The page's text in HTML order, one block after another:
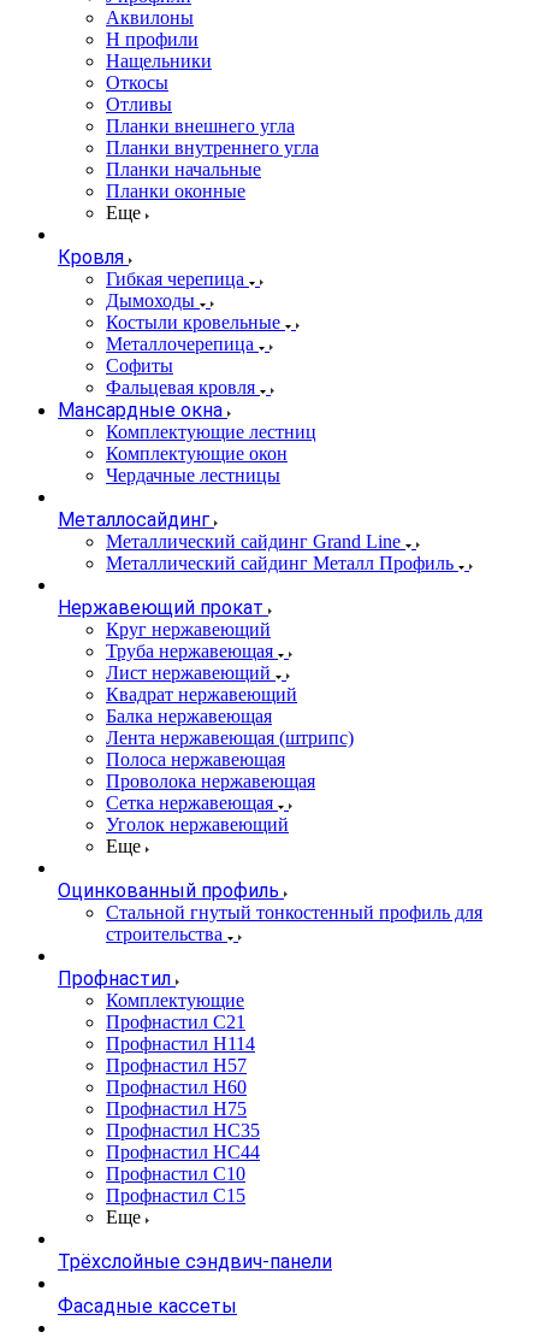
Аквилоны
Н профили
Нащельники
Откосы
Отливы
Планки внешнего угла
Планки внутреннего угла
Планки начальные
Планки оконные
Еще
Кровля
Гибкая черепица
Дымоходы
Костыли кровельные
Металлочерепица
Софиты
Фальцевая кровля
Мансардные окна
Комплектующие лестниц
Комплектующие окон
Чердачные лестницы
Металлосайдинг
Металлический сайдинг Grand Line
Металлический сайдинг Металл Профиль
Нержавеющий прокат
Круг нержавеющий
Труба нержавеющая
Лист нержавеющий
Квадрат нержавеющий
Балка нержавеющая
Лента нержавеющая (штрипс)
Полоса нержавеющая
Проволока нержавеющая
Сетка нержавеющая
Уголок нержавеющий
Еще
Оцинкованный профиль
Стальной гнутый тонкостенный профиль для
строительства
Профнастил
Комплектующие
Профнастил C21
Профнастил Н114
Профнастил Н57
Профнастил Н60
Профнастил Н75
Профнастил НС35
Профнастил НС44
Профнастил С10
Профнастил С15
Еще
Трёхслойные сэндвич-панели
Фасадные кассеты